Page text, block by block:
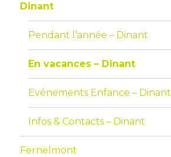
Dinant
Pendant l’année – Dinant
En vacances – Dinant
Evénements Enfance – Dinant
Infos & Contacts – Dinant
Fernelmont